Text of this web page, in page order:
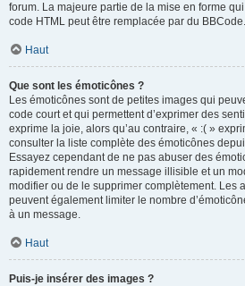
forum. La majeure partie de la mise en forme
code HTML peut être remplacée par du BBCode.
Haut
Que sont les émoticônes ?
Les émoticônes sont de petites images qui
code court et qui permettent d’exprimer des
exprime la joie, alors qu’au contraire, « :( »
consulter la liste complète des émoticônes
Essayez cependant de ne pas abuser des
rapidement rendre un message illisible et un
modifier ou de le supprimer complètement. Les
peuvent également limiter le nombre
à un message.
Haut
Puis-je insérer des images ?